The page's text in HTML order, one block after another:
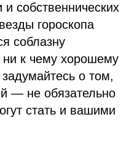
собственнических
гороскопа
соблазну
к чему хорошему
о том,
— не обязательно
стать и вашими